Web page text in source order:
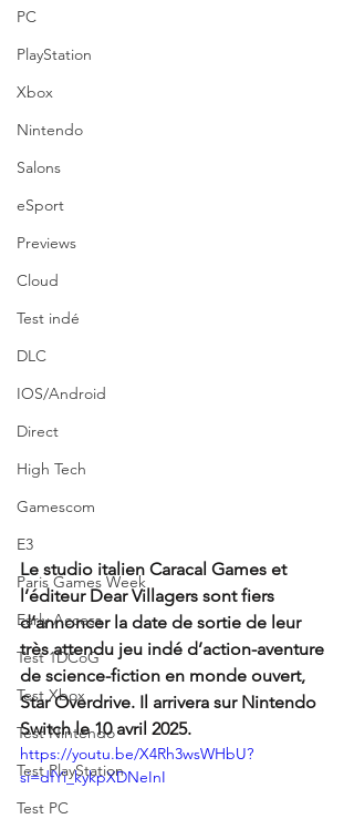
PC
PlayStation
Xbox
Nintendo
Salons
eSport
Previews
Cloud
Test indé
DLC
IOS/Android
Direct
High Tech
Gamescom
E3
Paris Games Week
Early Access
Test 1DCoG
Test Xbox
Test Nintendo
Test PlayStation
Test PC
Le studio italien Caracal Games et
l’éditeur Dear Villagers sont fiers
d’annoncer la date de sortie de leur
très attendu jeu indé d’action-aventure
de science-fiction en monde ouvert,
Star Overdrive. Il arrivera sur Nintendo
Switch le 10 avril 2025.
https://youtu.be/X4Rh3wsWHbU?
si=dfYi_kykpXDNeInI